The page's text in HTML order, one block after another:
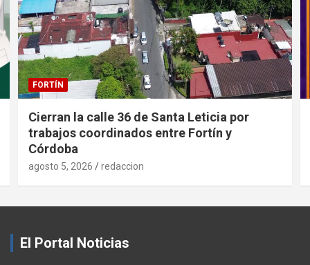
FORTÍN
Cierran la calle 36 de Santa Leticia por
trabajos coordinados entre Fortín y
Córdoba
agosto 5, 2026 redaccion
El Portal Noticias